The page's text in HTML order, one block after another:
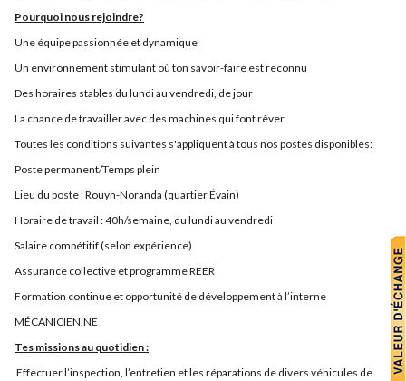
Pourquoi nous rejoindre?
Une équipe passionnée et dynamique
Un environnement stimulant où ton savoir-faire est reconnu
Des horaires stables du lundi au vendredi, de jour
La chance de travailler avec des machines qui font rêver
Toutes les conditions suivantes s'appliquent à tous nos postes disponibles:
Poste permanent/Temps plein
Lieu du poste : Rouyn-Noranda (quartier Évain)
Horaire de travail : 40h/semaine, du lundi au vendredi
Salaire compétitif (selon expérience)
Assurance collective et programme REER
Formation continue et opportunité de développement à l’interne
MÉCANICIEN.NE
Tes missions au quotidien :
Effectuer l’inspection, l’entretien et les réparations de divers véhicules de